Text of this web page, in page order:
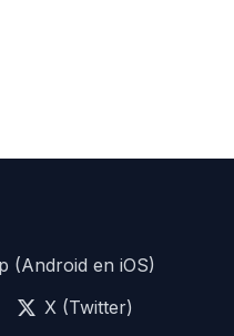
(Android en iOS)
X (Twitter)